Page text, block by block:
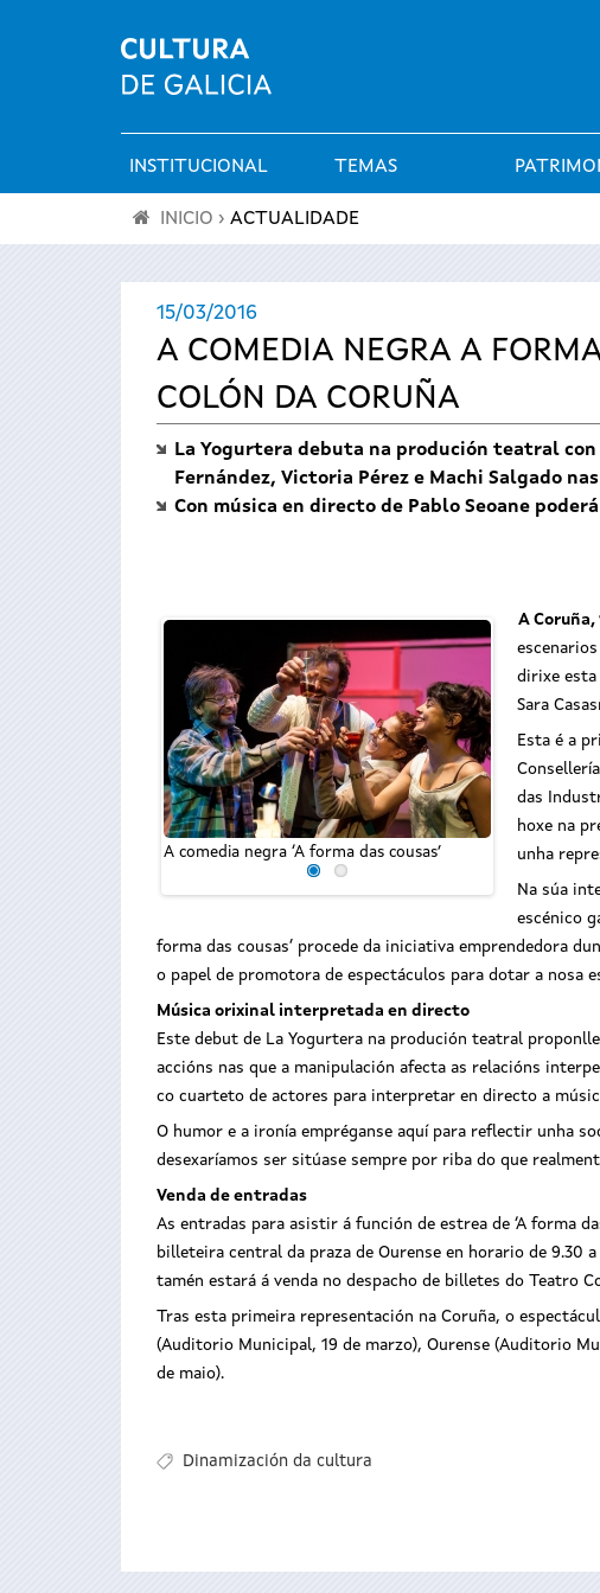
Menú
principal
INSTITUCIONAL TEMAS
está
INICIO › ACTUALIDADE
15/03/2016
A COMEDIA NEGRA A
COLÓN DA CORUÑA
La Yogurtera debuta na produción teatral
Fernández, Victoria Pérez e Machi Salgado
Con música en directo de Pablo Seoane
A comedia negra ‘A forma das cousas’ A comedia
A Coruña,
dirixe esta
Sara
Esta é a
das
hoxe na
unha
Na súa
escénico
forma das cousas’ procede da iniciativa emprendedora
o papel de promotora de espectáculos para dotar a nosa
Música orixinal interpretada en directo
Este debut de La Yogurtera na produción teatral
accións nas que a manipulación afecta as relacións
co cuarteto de actores para interpretar en directo a
O humor e a ironía empréganse aquí para reflectir unha
desexaríamos ser sitúase sempre por riba do que
Venda de entradas
As entradas para asistir á función de estrea de ‘A forma
billeteira central da praza de Ourense en horario de 9.30
tamén estará á venda no despacho de billetes do Teatro
Tras esta primeira representación na Coruña, o
(Auditorio Municipal, 19 de marzo), Ourense (Auditorio
de maio).
Dinamización da cultura